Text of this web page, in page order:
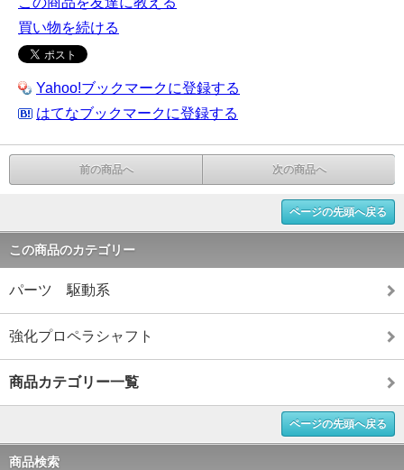
買い物を続ける
Yahoo!ブックマークに登録する
はてなブックマークに登録する
前の商品へ 次の商品へ
ページの先頭へ戻る
この商品のカテゴリー
パーツ 駆動系
強化プロペラシャフト
商品カテゴリー一覧
ページの先頭へ戻る
商品検索